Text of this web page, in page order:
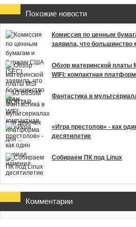
Похожие новости
Комиссия по ценным
заявила, что большинство
Обзор материнской платы
WIFI: компактная
Фантастика в
«Игра престолов» - как
десятилетие
Собираем ПК под Linux
Комментарии